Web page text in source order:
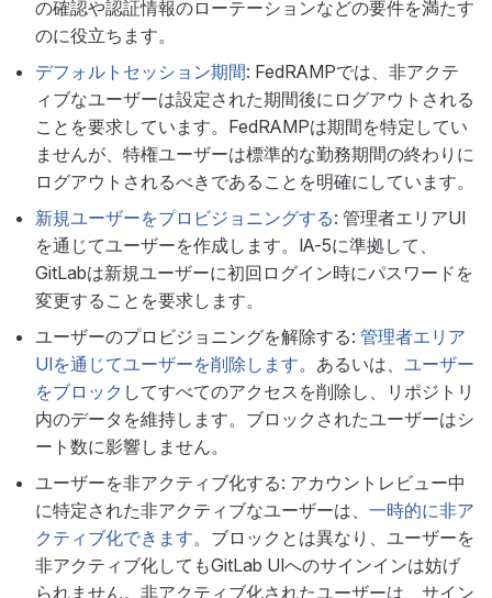
の確認や認証情報のローテーションなどの要件を満たす
のに役立ちます。
デフォルトセッション期間: FedRAMPでは、非アクテ
ィブなユーザーは設定された期間後にログアウトされる
ことを要求しています。FedRAMPは期間を特定してい
ませんが、特権ユーザーは標準的な勤務期間の終わりに
ログアウトされるべきであることを明確にしています。
新規ユーザーをプロビジョニングする: 管理者エリアUI
を通じてユーザーを作成します。IA-5に準拠して、
GitLabは新規ユーザーに初回ログイン時にパスワードを
変更することを要求します。
ユーザーのプロビジョニングを解除する: 管理者エリア
UIを通じてユーザーを削除します。あるいは、 ユーザー
をブロック してすべてのアクセスを削除し、リポジトリ
内のデータを維持します。ブロックされたユーザーはシ
ート数に影響しません。
ユーザーを非アクティブ化する: アカウントレビュー中
に特定された非アクティブなユーザーは、 一時的に非ア
クティブ化できます。ブロックとは異なり、ユーザーを
非アクティブ化してもGitLab UIへのサインインは妨げ
られません。非アクティブ化されたユーザーは、サイン